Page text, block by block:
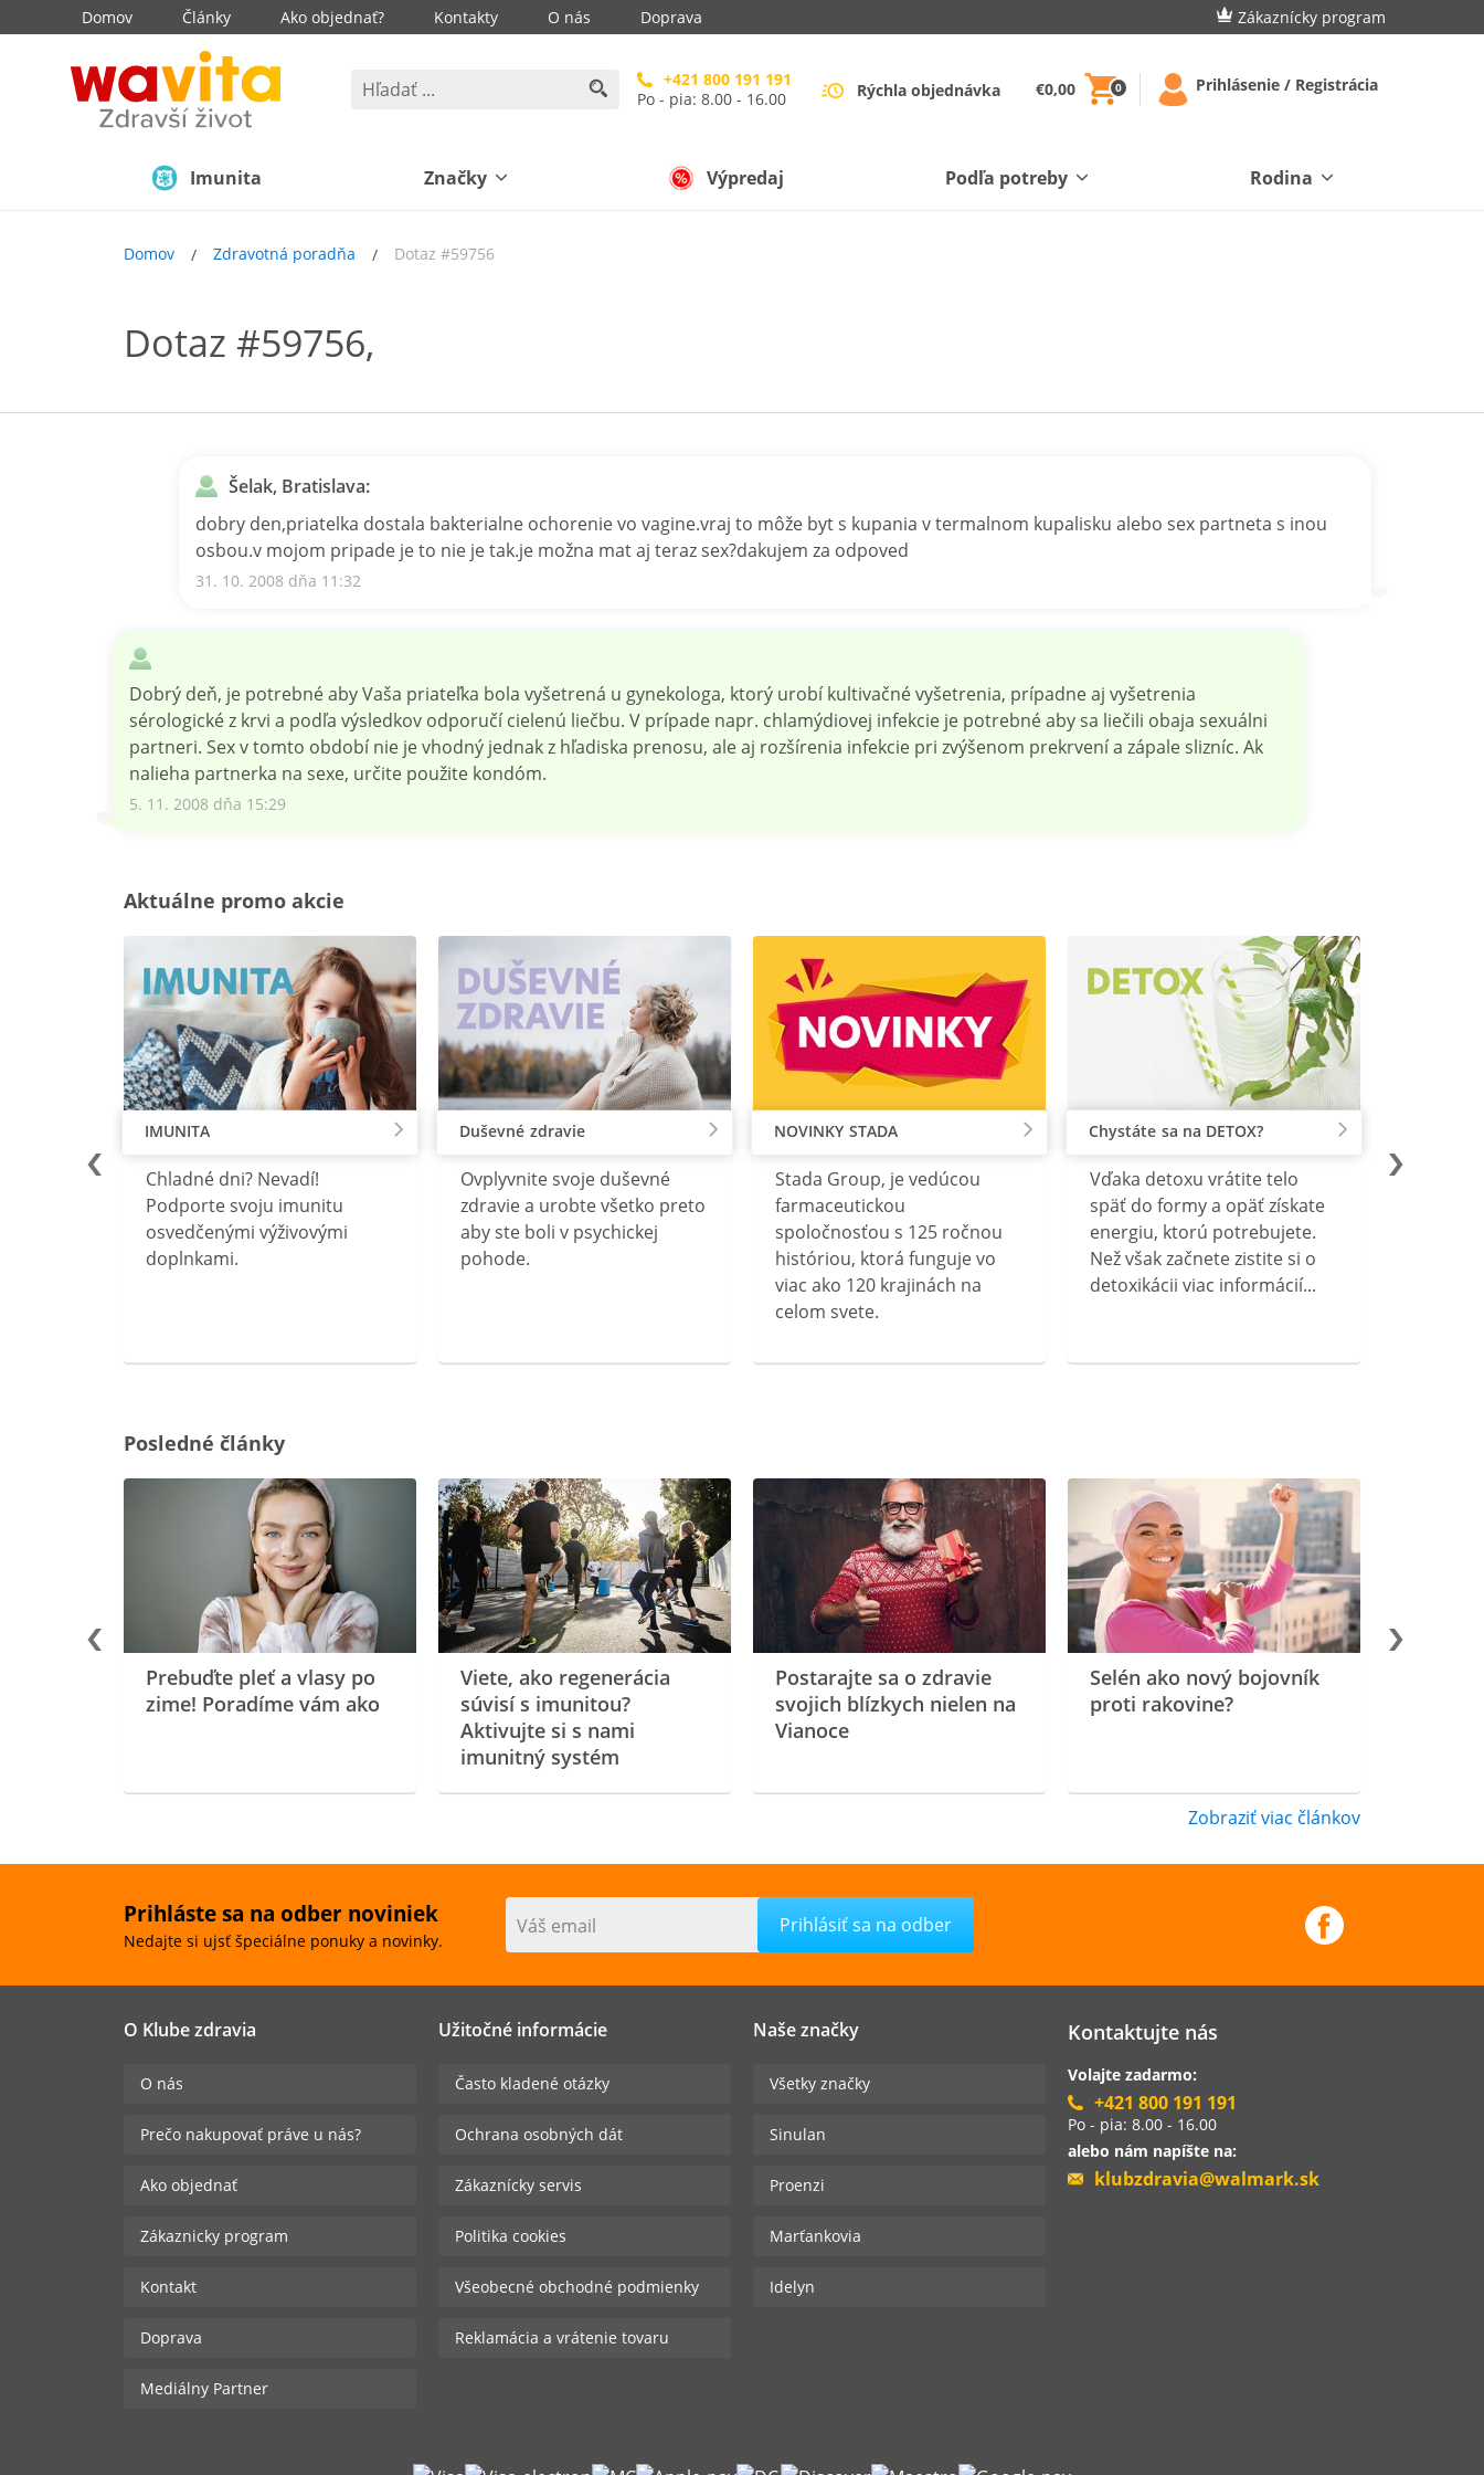
Domov Články Ako objednať? Kontakty O nás Doprava Zákaznícky program
+421 800 191 191
Po - pia: 8.00 - 16.00
Rýchla objednávka €0,00 0 Prihlásenie / Registrácia
Imunita Značky Výpredaj Podľa potreby Rodina
Domov Zdravotná poradňa Dotaz #59756
Dotaz #59756,
Šelak, Bratislava:
dobry den,priatelka dostala bakterialne ochorenie vo vagine.vraj to môže byt s kupania v termalnom kupalisku alebo sex partneta s inou
osbou.v mojom pripade je to nie je tak.je možna mat aj teraz sex?dakujem za odpoved
31. 10. 2008 dňa 11:32
Dobrý deň, je potrebné aby Vaša priateľka bola vyšetrená u gynekologa, ktorý urobí kultivačné vyšetrenia, prípadne aj vyšetrenia
sérologické z krvi a podľa výsledkov odporučí cielenú liečbu. V prípade napr. chlamýdiovej infekcie je potrebné aby sa liečili obaja sexuálni
partneri. Sex v tomto období nie je vhodný jednak z hľadiska prenosu, ale aj rozšírenia infekcie pri zvýšenom prekrvení a zápale slizníc. Ak
nalieha partnerka na sexe, určite použite kondóm.
5. 11. 2008 dňa 15:29
Aktuálne promo akcie
IMUNITA
Chladné dni? Nevadí!
Podporte svoju imunitu
osvedčenými výživovými
doplnkami.
Duševné zdravie
Ovplyvnite svoje duševné
zdravie a urobte všetko preto
aby ste boli v psychickej
pohode.
NOVINKY STADA
Stada Group, je vedúcou
farmaceutickou
spoločnosťou s 125 ročnou
históriou, ktorá funguje vo
viac ako 120 krajinách na
celom svete.
Chystáte sa na DETOX?
Vďaka detoxu vrátite telo
späť do formy a opäť získate
energiu, ktorú potrebujete.
Než však začnete zistite si o
detoxikácii viac informácií...
Posledné články
Prebuďte pleť a vlasy po
zime! Poradíme vám ako
Viete, ako regenerácia
súvisí s imunitou?
Aktivujte si s nami
imunitný systém
Postarajte sa o zdravie
svojich blízkych nielen na
Vianoce
Selén ako nový bojovník
proti rakovine?
Zobraziť viac článkov
Prihláste sa na odber noviniek
Nedajte si ujsť špeciálne ponuky a novinky.
Váš email
O Klube zdravia
O nás
Prečo nakupovať práve u nás?
Ako objednať
Zákaznicky program
Kontakt
Doprava
Mediálny Partner
Užitočné informácie
Často kladené otázky
Ochrana osobných dát
Zákaznícky servis
Politika cookies
Všeobecné obchodné podmienky
Reklamácia a vrátenie tovaru
Naše značky
Všetky značky
Sinulan
Proenzi
Marťankovia
Idelyn
Kontaktujte nás
Volajte zadarmo:
+421 800 191 191
Po - pia: 8.00 - 16.00
alebo nám napíšte na:
klubzdravia@walmark.sk